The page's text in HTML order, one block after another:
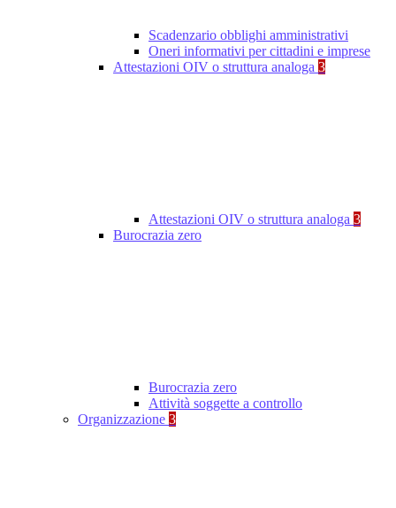
Scadenzario obblighi amministrativi
Oneri informativi per cittadini e imprese
Attestazioni OIV o struttura analoga 3
Attestazioni OIV o struttura analoga 3
Burocrazia zero
Burocrazia zero
Attività soggette a controllo
Organizzazione 3